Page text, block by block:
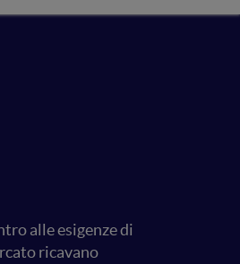
alle esigenze di
ricavano